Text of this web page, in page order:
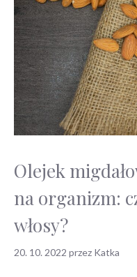
Olejek
na organizm:
włosy?
20. 10. 2022 przez Katka